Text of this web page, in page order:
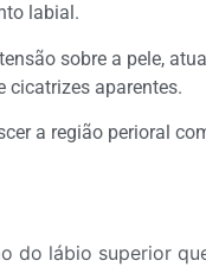
labial.
sobre a pele,
cicatrizes aparentes.
a região perioral
do lábio superior